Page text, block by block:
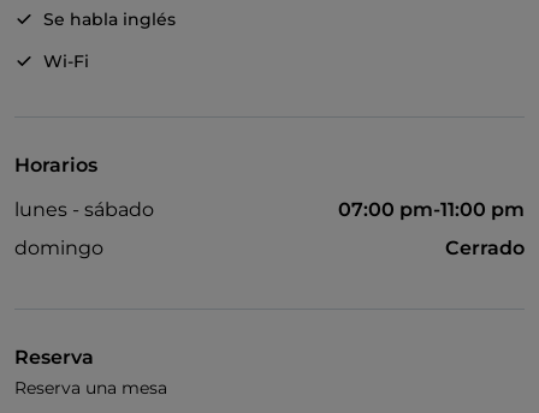
Se habla inglés
Wi-Fi
Horarios
lunes - sábado
07:00 pm-11:00 pm
domingo
Cerrado
Reserva
Reserva una mesa